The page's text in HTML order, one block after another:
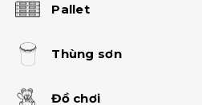
Pallet
Thùng sơn
Đồ chơi